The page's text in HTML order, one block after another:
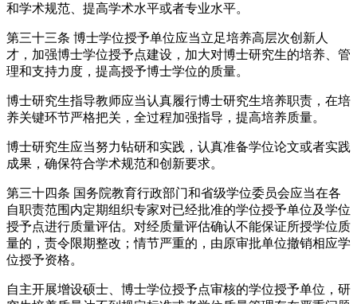
和学术规范、提高学术水平或者专业水平。
第三十三条 博士学位授予单位应当立足培养高层次创新人
才，加强博士学位授予点建设，加大对博士研究生的培养、管
理和支持力度，提高授予博士学位的质量。
博士研究生指导教师应当认真履行博士研究生培养职责，在培
养关键环节严格把关，全过程加强指导，提高培养质量。
博士研究生应当努力钻研和实践，认真准备学位论文或者实践
成果，确保符合学术规范和创新要求。
第三十四条 国务院教育行政部门和省级学位委员会应当在各
自职责范围内定期组织专家对已经批准的学位授予单位及学位
授予点进行质量评估。对经质量评估确认不能保证所授学位质
量的，责令限期整改；情节严重的，由原审批单位撤销相应学
位授予资格。
自主开展增设硕士、博士学位授予点审核的学位授予单位，研